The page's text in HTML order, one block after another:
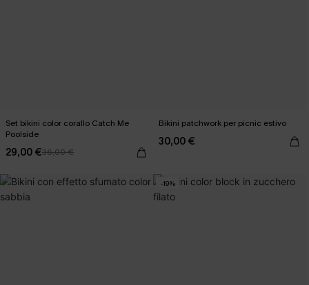
Set bikini color corallo Catch Me
Poolside
29,00 €36,00 €
Bikini patchwork per picnic estivo
30,00 €
-19%